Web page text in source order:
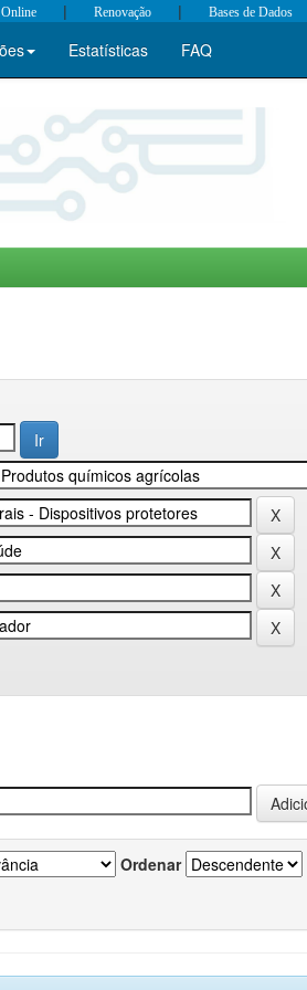
| Renovação | Bases de Dados
Estatísticas FAQ
Ordenar